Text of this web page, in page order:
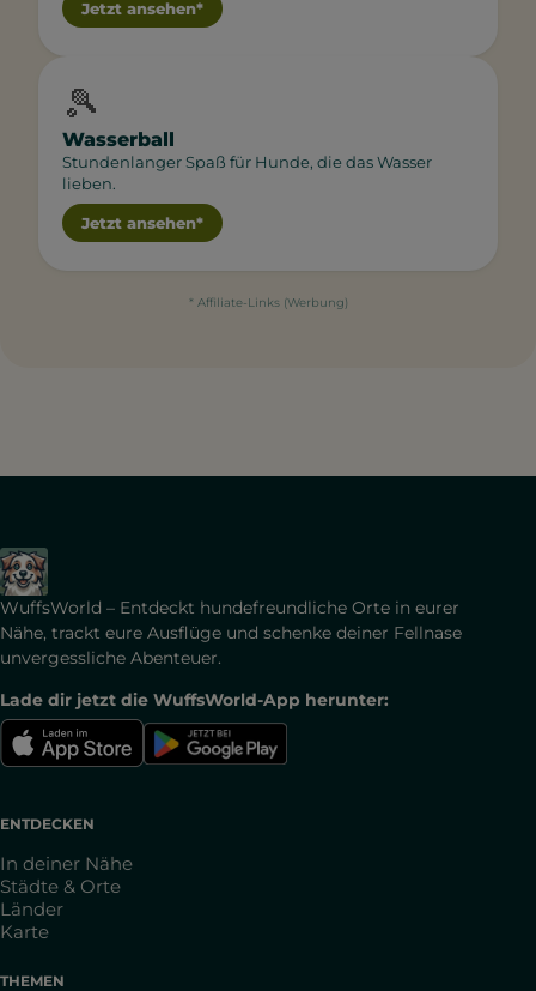
Jetzt ansehen*
🎾
Wasserball
Stundenlanger Spaß für Hunde, die das Wasser
lieben.
Jetzt ansehen*
* Affiliate-Links (Werbung)
WuffsWorld – Entdeckt hundefreundliche Orte in eurer
Nähe, trackt eure Ausflüge und schenke deiner Fellnase
unvergessliche Abenteuer.
Lade dir jetzt die WuffsWorld-App herunter:
ENTDECKEN
In deiner Nähe
Städte & Orte
Länder
Karte
THEMEN